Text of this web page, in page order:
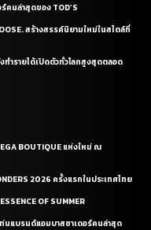
คนล่าสุดของ TOD’S
สร้างสรรค์นิยามใหม่ในสไตล์ที่
ทำรายได้เปิดตัวทั่วโลกสูงสุดตลอด
BOUTIQUE แห่งใหม่ ณ
2026 ครั้งแรกในประเทศไทย
OF SUMMER
นแบรนด์แอมบาสซาเดอร์คนล่าสุด